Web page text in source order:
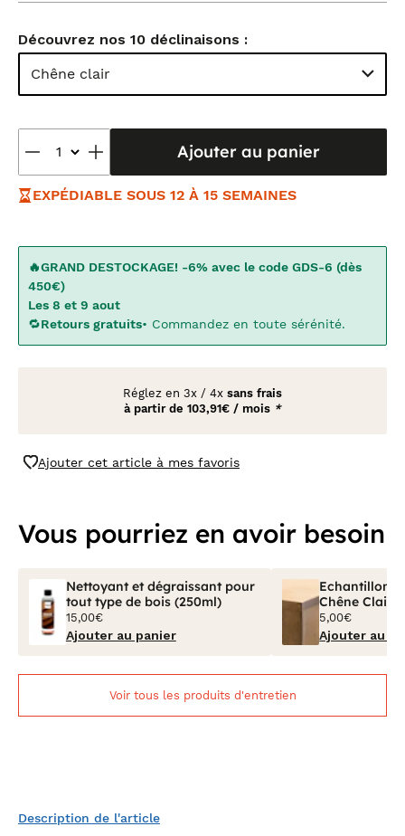
Découvrez nos 10 déclinaisons :
Chêne clair
Ajouter au panier
EXPÉDIABLE SOUS 12 À 15 SEMAINES
🔥GRAND DESTOCKAGE! -6% avec le code GDS-6 (dès
450€)
Les 8 et 9 aout
🔁Retours gratuits• Commandez en toute sérénité.
Réglez en 3x / 4x sans frais
à partir de 103,91€ / mois *
Ajouter cet article à mes favoris
Vous pourriez en avoir besoin
Nettoyant et dégraissant pour
tout type de bois (250ml)
15,00€
Ajouter au panier
Echantillon
Chêne Clair
5,00€
Ajouter au
Voir tous les produits d'entretien
Description de l'article